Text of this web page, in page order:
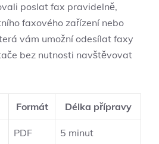
poslat fax pravidelně,
faxového zařízení nebo
vám umožní odesílat faxy
bez nutnosti navštěvovat
Formát Délka přípravy
PDF 5 minut